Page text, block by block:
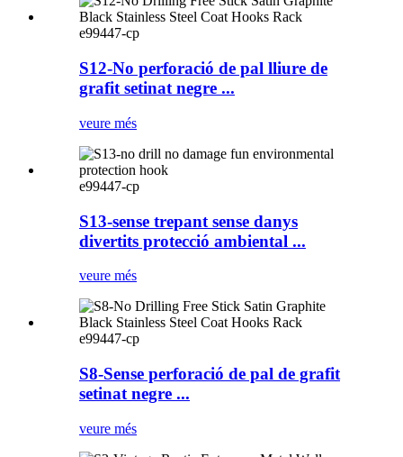
e99447-cp
S12-No perforació de pal lliure de
grafit setinat negre ...
veure més
e99447-cp
S13-sense trepant sense danys
divertits protecció ambiental ...
veure més
e99447-cp
S8-Sense perforació de pal de grafit
setinat negre ...
veure més